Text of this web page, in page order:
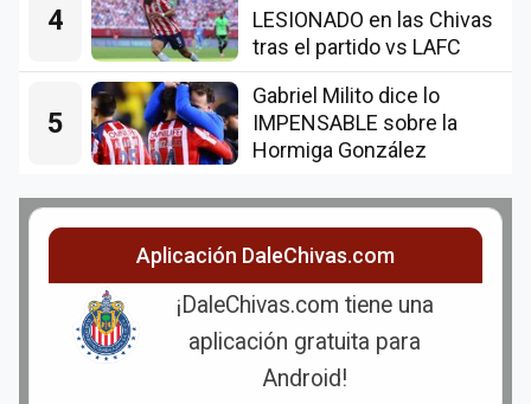
4
LESIONADO en las Chivas
tras el partido vs LAFC
5
Gabriel Milito dice lo
IMPENSABLE sobre la
Hormiga González
Aplicación DaleChivas.com
¡DaleChivas.com tiene una
aplicación gratuita para
Android!